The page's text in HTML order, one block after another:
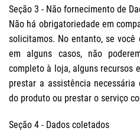
Seção 3 - Não fornecimento de
Não há obrigatoriedade em
solicitamos. No entanto, se
em alguns casos, não
completo à loja, alguns recursos
prestar a assistência
do produto ou prestar o serviço
Seção 4 - Dados coletados